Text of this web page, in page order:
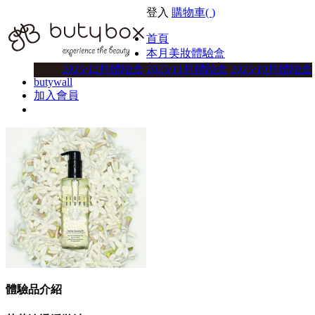
登入 購物車( )
首頁
本月美妝體驗盒
2025/12月體驗盒 2025/11月體驗盒 2025/10月體驗盒
美妝體驗盒方案
butywall
加入會員
體驗品介紹